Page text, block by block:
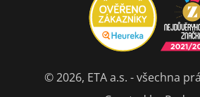
© 2026, ETA a.s. - všechna